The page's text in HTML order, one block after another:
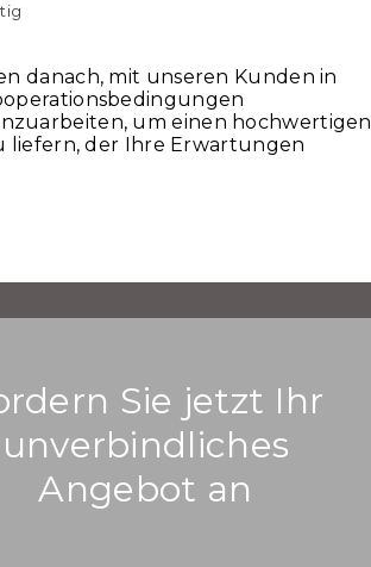
danach, mit unseren Kunden in
um einen hochwertigen
liefern, der Ihre Erwartungen
Sie jetzt Ihr
unverbindliches
Angebot an